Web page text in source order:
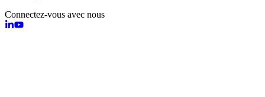
Connectez-vous avec nous